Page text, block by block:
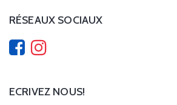
RÉSEAUX SOCIAUX
ECRIVEZ NOUS!